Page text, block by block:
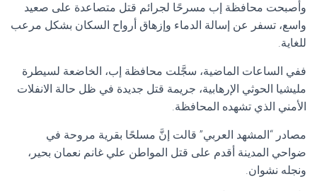
وأصبحت محافظة إب مسرحًا لجرائم قتل متصاعدة على صعيد
واسع، تسفر عن إسالة الدماء وإزهاق أرواح السكان بشكل مرعب
للغاية.
ففي الساعات الماضية، سجَّلت محافظة إب، الخاضعة لسيطرة
مليشيا الحوثي الإرهابية، جريمة قتل جديدة في ظل حالة الانفلات
الأمني الذي تشهده المحافظة.
مصادر “المشهد العربي” قالت إنَّ مسلحًا بقرية مروحة في
ضواحي المدينة أقدم على قتل المواطن علي غانم نعمان بحير،
ونجله نشوان.